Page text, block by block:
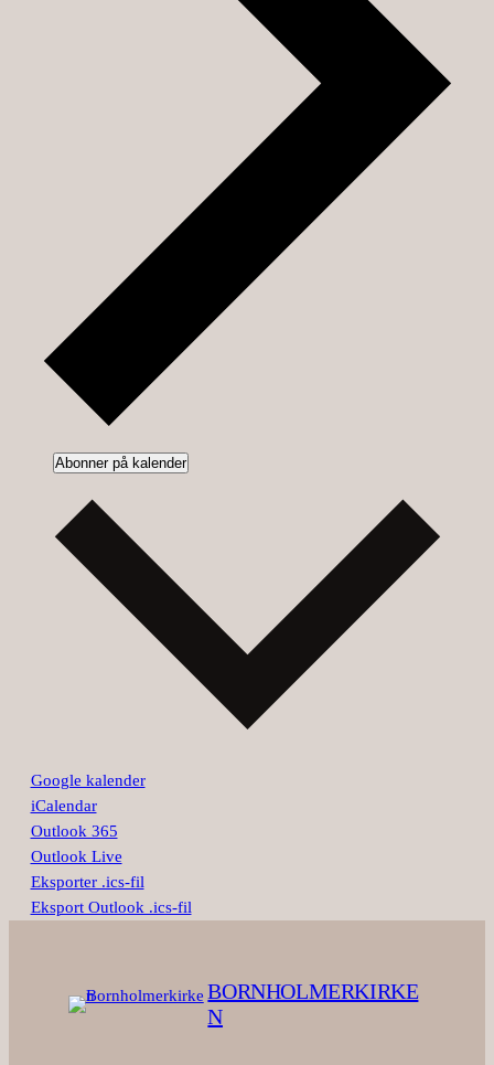
Abonner på kalender
Google kalender
iCalendar
Outlook 365
Outlook Live
Eksporter .ics-fil
Eksport Outlook .ics-fil
BORNHOLMERKIRKE
N